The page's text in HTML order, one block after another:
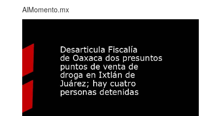
AlMomento.mx